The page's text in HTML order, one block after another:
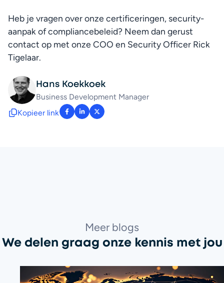
Heb je vragen over onze certificeringen, security-
aanpak of compliancebeleid? Neem dan gerust
contact op met onze COO en Security Officer Rick
Tigelaar.
Hans Koekkoek
Business Development Manager
Kopieer link
: facebook-f
: linkedin-in
: x-twitter
We delen graag onze kennis met jou
Meer blogs